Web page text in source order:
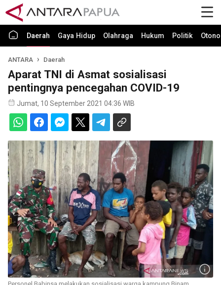
Daerah Gaya Hidup Olahraga Hukum Politik
ANTARA Daerah
Aparat TNI di Asmat sosialisasi
pentingnya pencegahan COVID-19
Jumat, 10 September 2021 04:36 WIB